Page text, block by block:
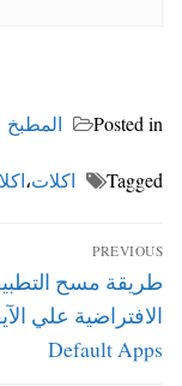
Posted in المطبخ
Tagged اكلات،
تصفّح
المقالات
PREVIOUS
Previous
post:
طريقة مسح
الافتراضية علي
Default Apps